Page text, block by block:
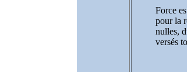
Force
pour la
nulles,
versés